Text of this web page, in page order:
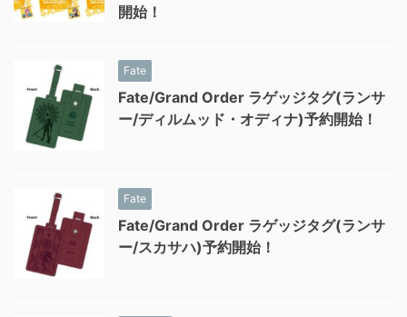
開始！
Fate
Fate/Grand Order ラゲッジタグ(ランサ
ー/ディルムッド・オディナ)予約開始！
Fate
Fate/Grand Order ラゲッジタグ(ランサ
ー/スカサハ)予約開始！